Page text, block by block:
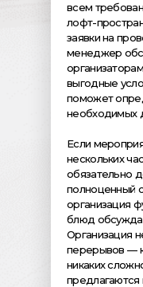
всем
лофт-
заявки на
менеджер
выгодные
поможет
необходимых
Если
нескольких
обязательно
полноценный
организация
блюд
Организация
перерывов —
никаких
предлагаются